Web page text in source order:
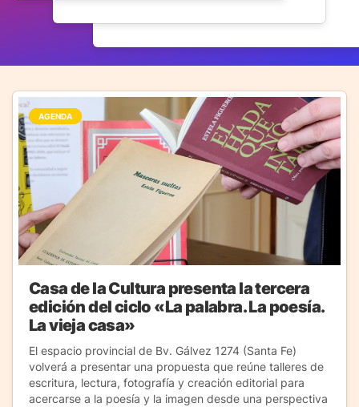
AGENDA
Casa de la Cultura presenta la tercera
edición del ciclo «La palabra. La poesía.
La vieja casa»
El espacio provincial de Bv. Gálvez 1274 (Santa Fe)
volverá a presentar una propuesta que reúne talleres de
escritura, lectura, fotografía y creación editorial para
acercarse a la poesía y la imagen desde una perspectiva